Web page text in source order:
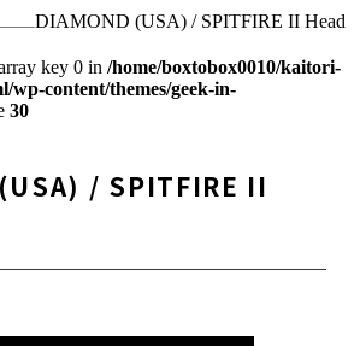
DIAMOND (USA) / SPITFIRE II Head
key 0 in /home/boxtobox0010/kaitori-
wp-content/themes/geek-in-
30
/ SPITFIRE II